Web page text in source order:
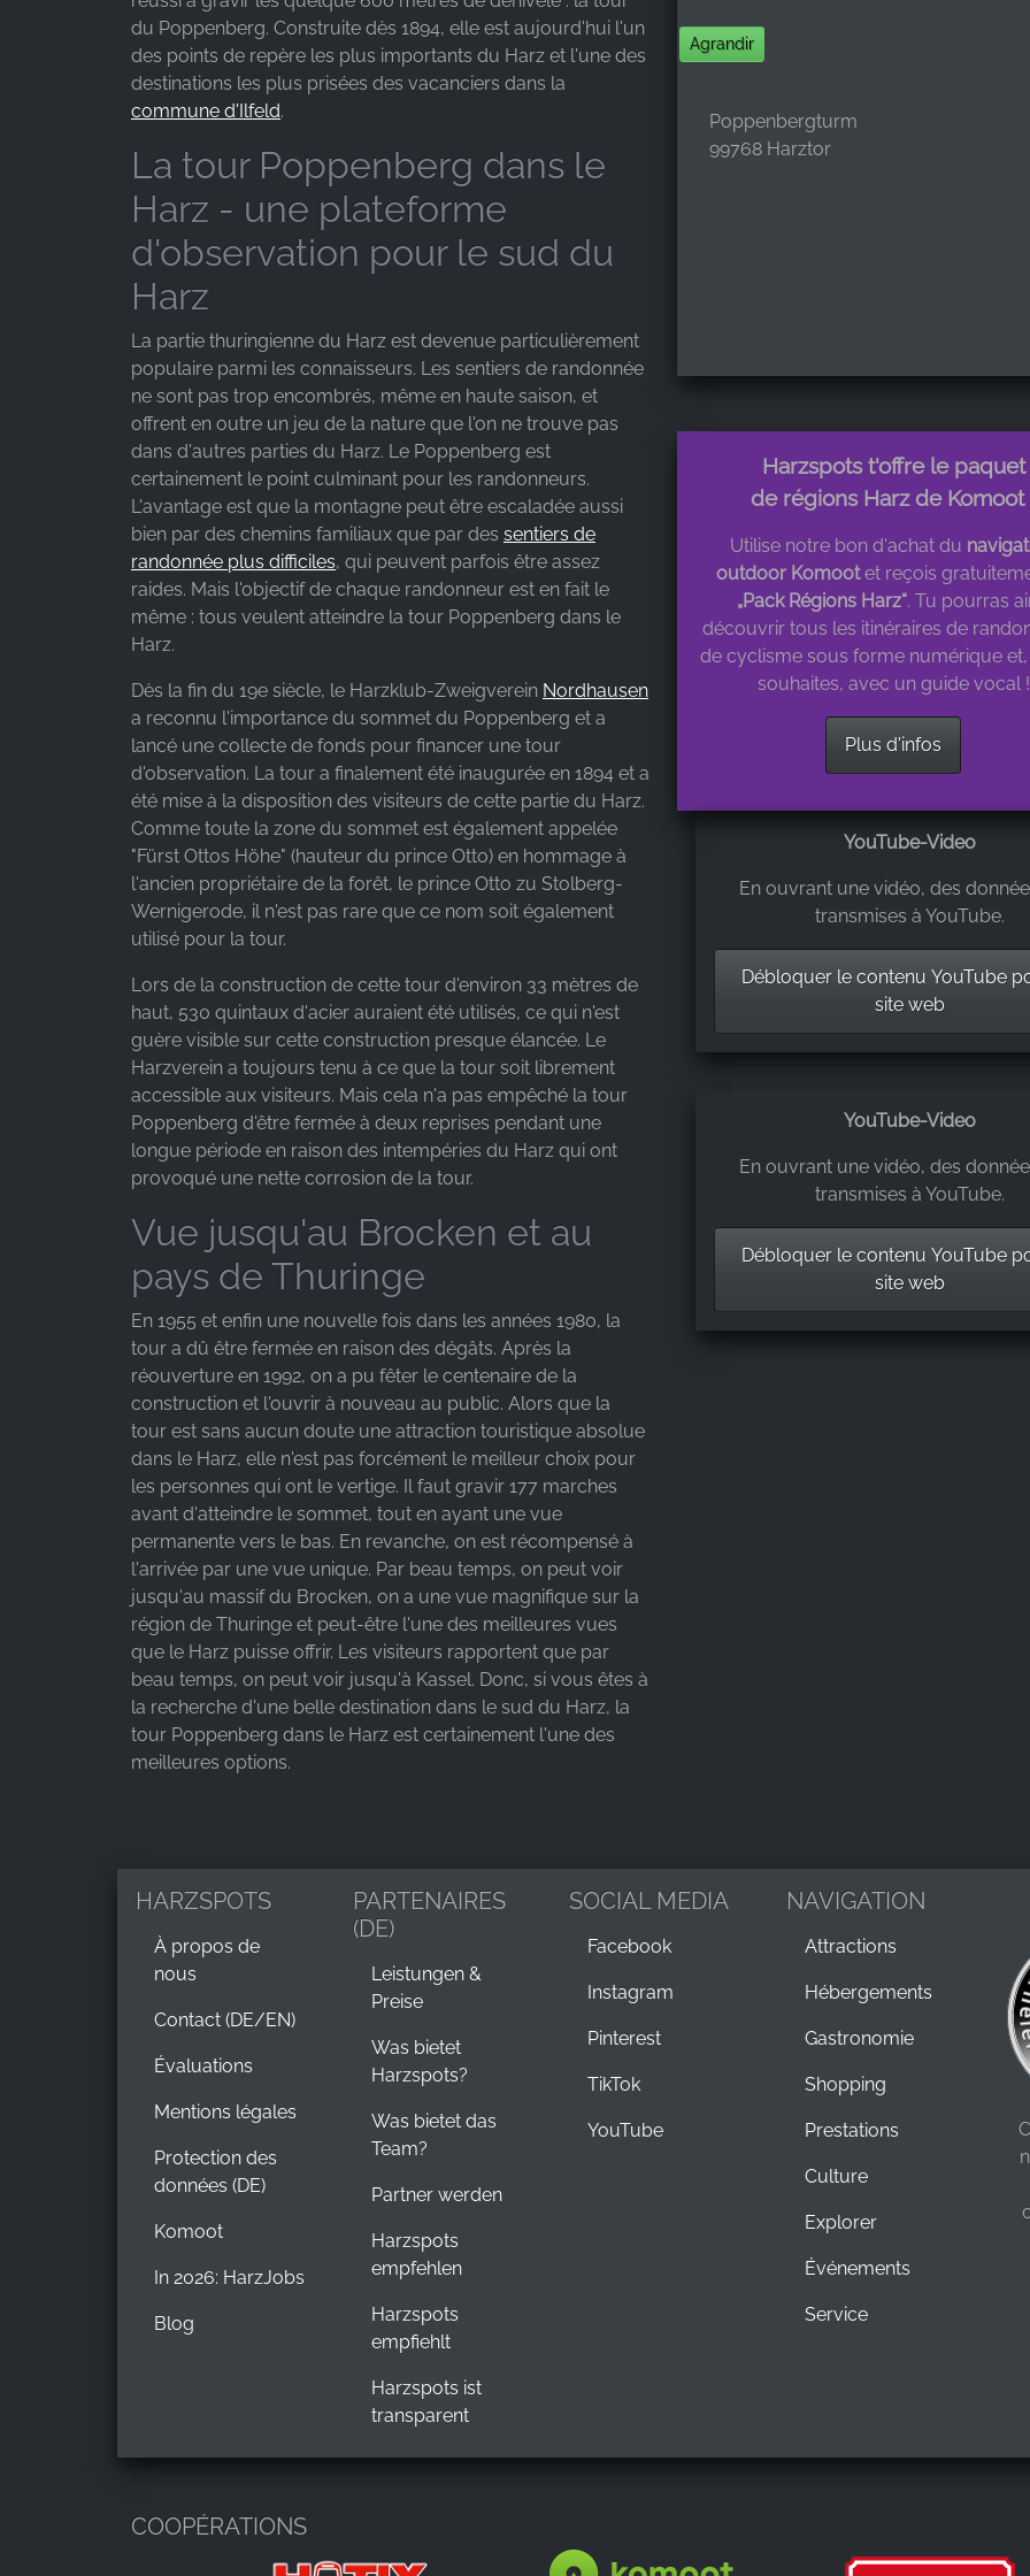
du Poppenberg. Construite dès 1894, elle est aujourd'hui l'un
des points de repère les plus importants du Harz et l'une des
destinations les plus prisées des vacanciers dans la
commune d'Ilfeld.
La tour Poppenberg dans le
Harz - une plateforme
d'observation pour le sud du
Harz
La partie thuringienne du Harz est devenue particulièrement
populaire parmi les connaisseurs. Les sentiers de randonnée
ne sont pas trop encombrés, même en haute saison, et
offrent en outre un jeu de la nature que l'on ne trouve pas
dans d'autres parties du Harz. Le Poppenberg est
certainement le point culminant pour les randonneurs.
L'avantage est que la montagne peut être escaladée aussi
bien par des chemins familiaux que par des sentiers de
randonnée plus difficiles, qui peuvent parfois être assez
raides. Mais l'objectif de chaque randonneur est en fait le
même : tous veulent atteindre la tour Poppenberg dans le
Harz.
Dès la fin du 19e siècle, le Harzklub-Zweigverein Nordhausen
a reconnu l'importance du sommet du Poppenberg et a
lancé une collecte de fonds pour financer une tour
d'observation. La tour a finalement été inaugurée en 1894 et a
été mise à la disposition des visiteurs de cette partie du Harz.
Comme toute la zone du sommet est également appelée
"Fürst Ottos Höhe" (hauteur du prince Otto) en hommage à
l'ancien propriétaire de la forêt, le prince Otto zu Stolberg-
Wernigerode, il n'est pas rare que ce nom soit également
utilisé pour la tour.
Lors de la construction de cette tour d'environ 33 mètres de
haut, 530 quintaux d'acier auraient été utilisés, ce qui n'est
guère visible sur cette construction presque élancée. Le
Harzverein a toujours tenu à ce que la tour soit librement
accessible aux visiteurs. Mais cela n'a pas empêché la tour
Poppenberg d'être fermée à deux reprises pendant une
longue période en raison des intempéries du Harz qui ont
provoqué une nette corrosion de la tour.
Vue jusqu'au Brocken et au
pays de Thuringe
En 1955 et enfin une nouvelle fois dans les années 1980, la
tour a dû être fermée en raison des dégâts. Après la
réouverture en 1992, on a pu fêter le centenaire de la
construction et l'ouvrir à nouveau au public. Alors que la
tour est sans aucun doute une attraction touristique absolue
dans le Harz, elle n'est pas forcément le meilleur choix pour
les personnes qui ont le vertige. Il faut gravir 177 marches
avant d'atteindre le sommet, tout en ayant une vue
permanente vers le bas. En revanche, on est récompensé à
l'arrivée par une vue unique. Par beau temps, on peut voir
jusqu'au massif du Brocken, on a une vue magnifique sur la
région de Thuringe et peut-être l'une des meilleures vues
que le Harz puisse offrir. Les visiteurs rapportent que par
beau temps, on peut voir jusqu'à Kassel. Donc, si vous êtes à
la recherche d'une belle destination dans le sud du Harz, la
tour Poppenberg dans le Harz est certainement l'une des
meilleures options.
Agrandir
Poppenbergturm
99768 Harztor
Harzspots t'offre le paquet
de régions Harz de Komoot
Utilise notre bon d'achat du
outdoor Komootet reçois
„Pack Régions Harz“. Tu pourras
découvrir tous les itinéraires de
de cyclisme sous forme numérique et,
souhaites, avec un guide vocal !
Plus d'infos
YouTube-Video
En ouvrant une vidéo, des
transmises à YouTube.
Débloquer le contenu YouTube
site web
YouTube-Video
En ouvrant une vidéo, des
transmises à YouTube.
Débloquer le contenu YouTube
site web
HARZSPOTS
À propos de
nous
Contact (DE/EN)
Évaluations
Mentions légales
Protection des
données (DE)
Komoot
In 2026: HarzJobs
Blog
PARTENAIRES
(DE)
Leistungen &
Preise
Was bietet
Harzspots?
Was bietet das
Team?
Partner werden
Harzspots
empfehlen
Harzspots
empfiehlt
Harzspots ist
transparent
SOCIAL MEDIA
Facebook
Instagram
Pinterest
TikTok
YouTube
NAVIGATION
Attractions
Hébergements
Gastronomie
Shopping
Prestations
Culture
Explorer
Événements
Service
COOPÉRATIONS
Facebook Ireland Ltd.
Purpose:
Mesure de la publicité et marketing
duration:
3 mois - 1 an
Les cookies statistiques collectent des
informations de manière anonyme. Ces
informations nous aident à comprendre comment
nos visiteurs utilisent notre site web.
Google Analytics
Name:
_ga, _gid, _gac_gb_
Provider:
Google LLC
Purpose:
Collecte de statistiques sur
Cookie
duration:
24 heures - 2 ans